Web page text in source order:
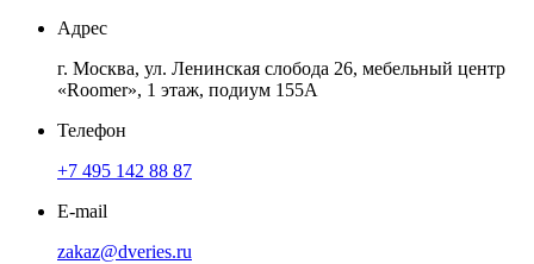
Адрес
г. Москва, ул. Ленинская слобода 26, мебельный центр
«Roomer», 1 этаж, подиум 155А
Телефон
+7 495 142 88 87
E-mail
zakaz@dveries.ru